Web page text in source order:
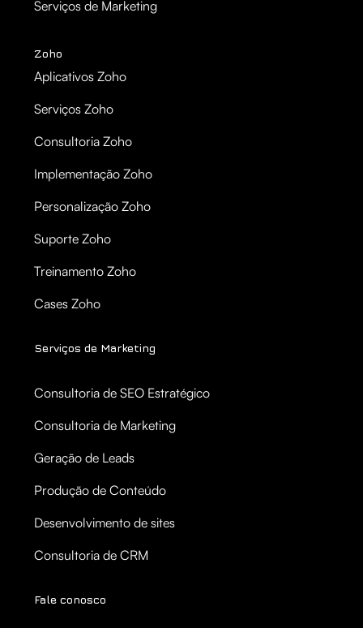
Serviços de Marketing
Zoho
Aplicativos Zoho
Serviços Zoho
Consultoria Zoho
Implementação Zoho
Personalização Zoho
Suporte Zoho
Treinamento Zoho
Cases Zoho
Serviços de Marketing
Consultoria de SEO Estratégico
Consultoria de Marketing
Geração de Leads
Produção de Conteúdo
Desenvolvimento de sites
Consultoria de CRM
Fale conosco